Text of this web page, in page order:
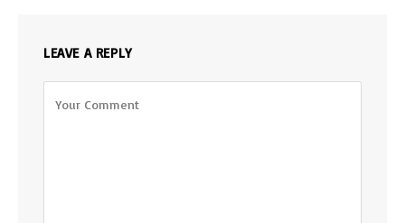
LEAVE A REPLY